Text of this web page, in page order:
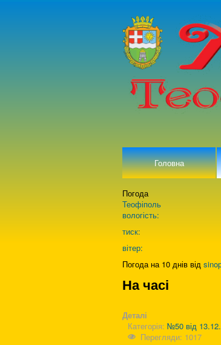
Головна
Погода
Теофіполь
вологість:
тиск:
вітер:
Погода на 10 днів від
На часі
Деталі
Категорія: №50 від
Перегляди: 1017